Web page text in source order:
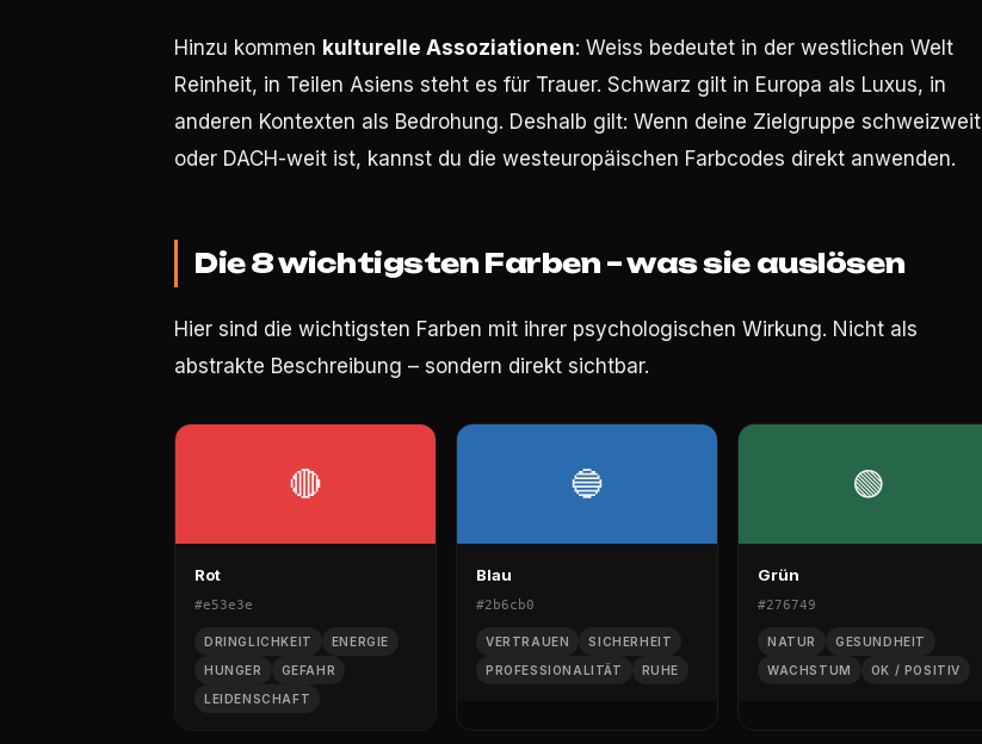
Hinzu kommen kulturelle Assoziationen: Weiss bedeutet in der westlichen Welt
Reinheit, in Teilen Asiens steht es für Trauer. Schwarz gilt in Europa als Luxus, in
anderen Kontexten als Bedrohung. Deshalb gilt: Wenn deine Zielgruppe schweizweit
oder DACH-weit ist, kannst du die westeuropäischen Farbcodes direkt anwenden.
Die 8 wichtigsten Farben – was sie auslösen
Hier sind die wichtigsten Farben mit ihrer psychologischen Wirkung. Nicht als
abstrakte Beschreibung – sondern direkt sichtbar.
🔴
Rot
#e53e3e
DRINGLICHKEIT
ENERGIE
HUNGER
GEFAHR
LEIDENSCHAFT
🔵
Blau
#2b6cb0
VERTRAUEN
SICHERHEIT
PROFESSIONALITÄT
RUHE
🟢
Grün
#276749
NATUR
GESUNDHEIT
WACHSTUM
OK / POSITIV